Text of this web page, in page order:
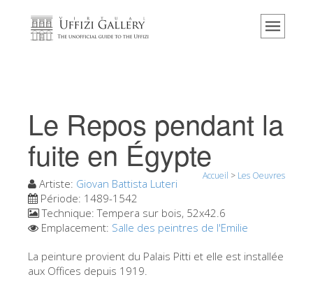
Accueil
Événements et expositions
L' avis des visiteurs
Explorer la Galerie
Réserver
Visite virtuelle
Les Oeuvres
Le Repos pendant la
fuite en Égypte
Accueil > Les Oeuvres
Artiste: Giovan Battista Luteri
Période: 1489-1542
Technique:Tempera sur bois, 52x42.6
Emplacement: Salle des peintres de l'Emilie
La peinture provient du Palais Pitti et elle est installée
aux Offices depuis 1919.